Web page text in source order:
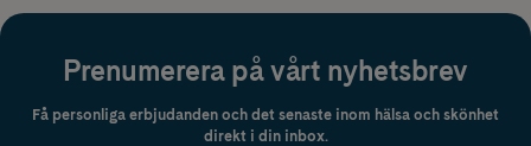
Prenumerera på vårt nyhetsbrev
Få personliga erbjudanden och det senaste inom hälsa och skönhet
direkt i din inbox.